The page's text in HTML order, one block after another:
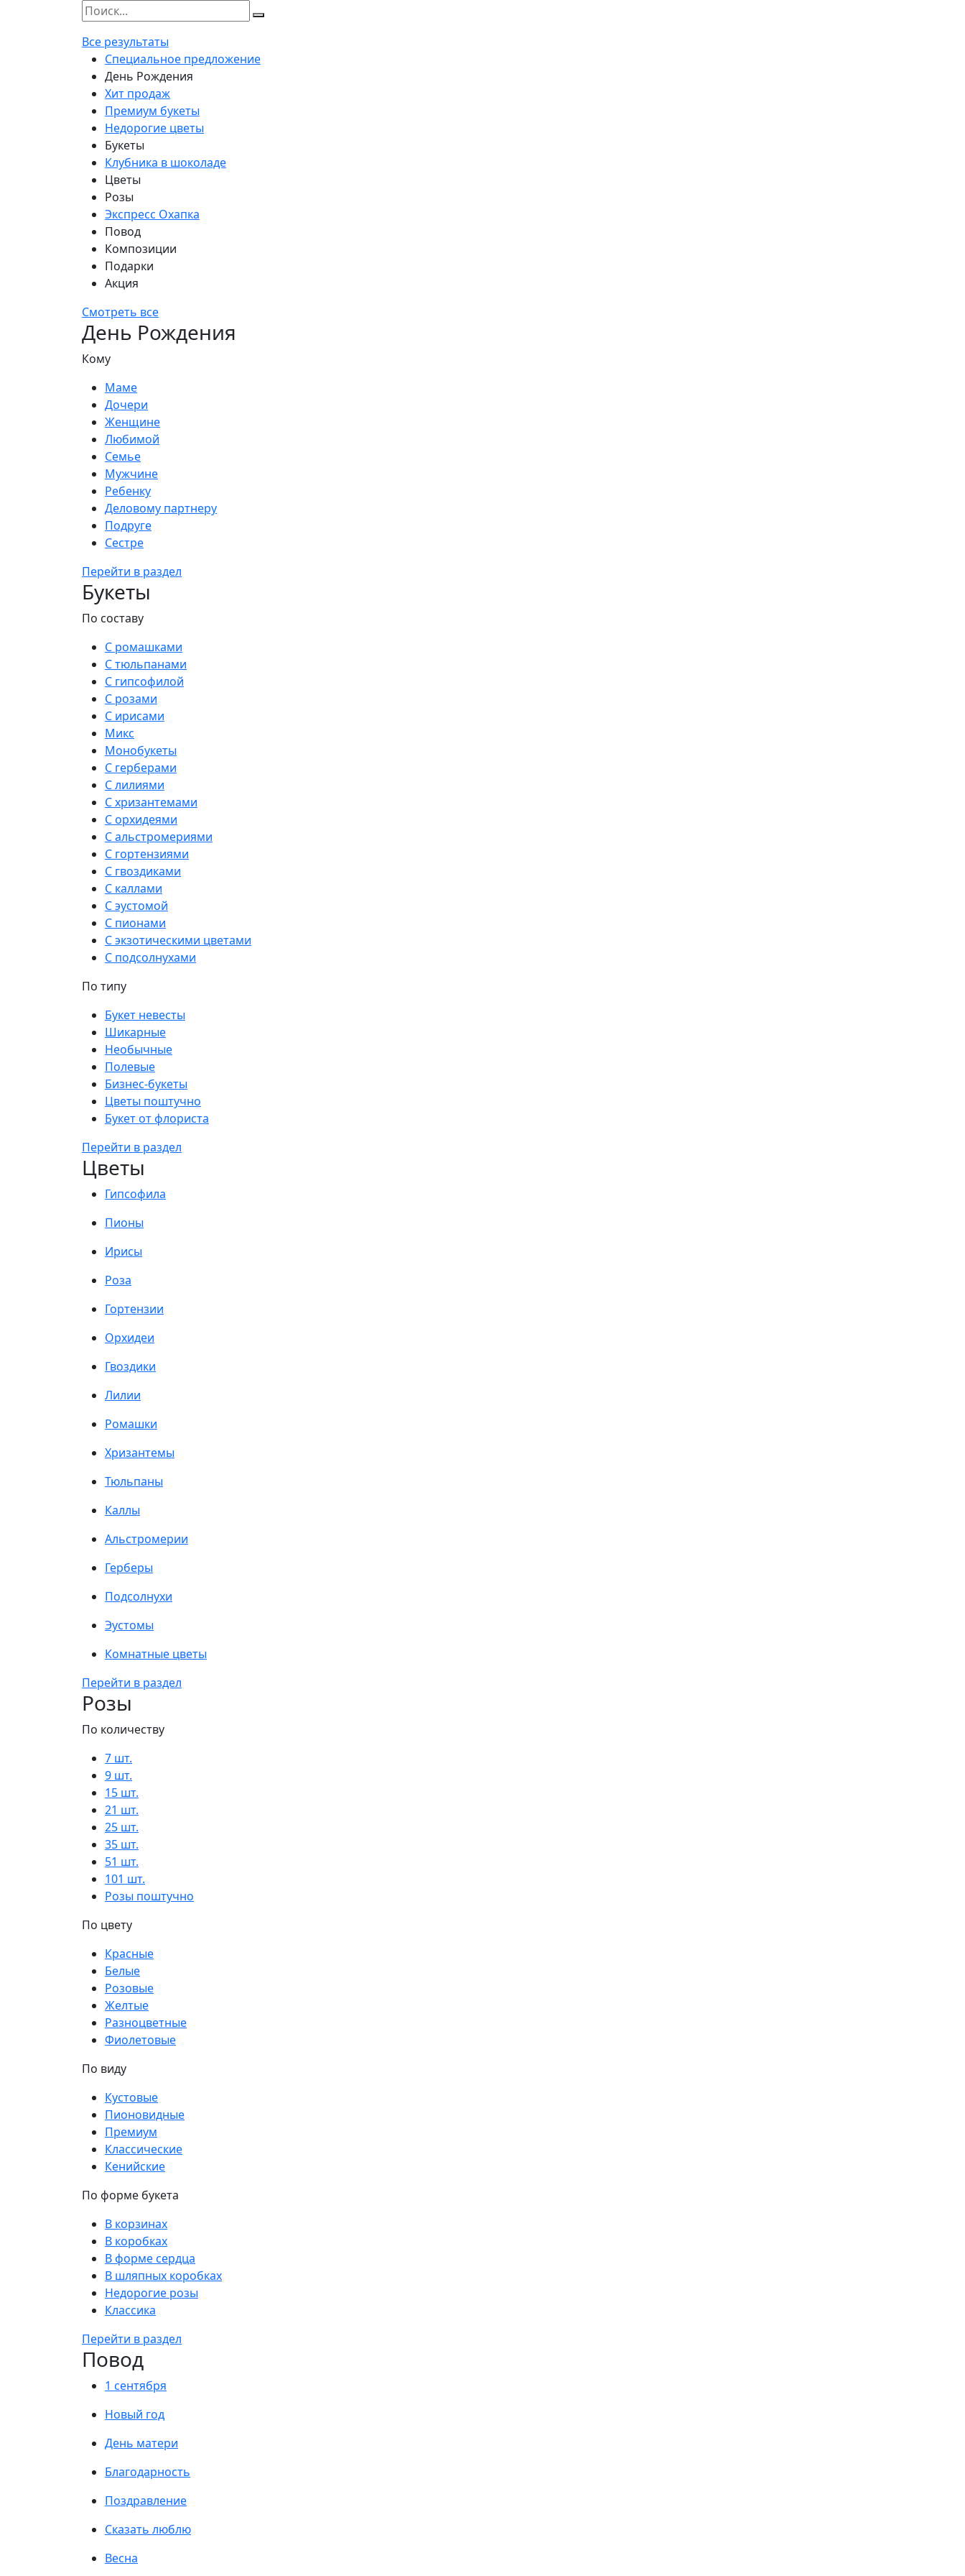
Все результаты
Специальное предложение
День Рождения
Хит продаж
Премиум букеты
Недорогие цветы
Букеты
Клубника в шоколаде
Цветы
Розы
Экспресс Охапка
Повод
Композиции
Подарки
Акция
Смотреть все
День Рождения
Кому
Маме
Дочери
Женщине
Любимой
Семье
Мужчине
Ребенку
Деловому партнеру
Подруге
Сестре
Перейти в раздел
Букеты
По составу
С ромашками
С тюльпанами
С гипсофилой
С розами
С ирисами
Микс
Монобукеты
С герберами
С лилиями
С хризантемами
С орхидеями
С альстромериями
С гортензиями
С гвоздиками
С каллами
С эустомой
С пионами
С экзотическими цветами
С подсолнухами
По типу
Букет невесты
Шикарные
Необычные
Полевые
Бизнес-букеты
Цветы поштучно
Букет от флориста
Перейти в раздел
Цветы
Гипсофила
Пионы
Ирисы
Роза
Гортензии
Орхидеи
Гвоздики
Лилии
Ромашки
Хризантемы
Тюльпаны
Каллы
Альстромерии
Герберы
Подсолнухи
Эустомы
Комнатные цветы
Перейти в раздел
Розы
По количеству
7 шт.
9 шт.
15 шт.
21 шт.
25 шт.
35 шт.
51 шт.
101 шт.
Розы поштучно
По цвету
Красные
Белые
Розовые
Желтые
Разноцветные
Фиолетовые
По виду
Кустовые
Пионовидные
Премиум
Классические
Кенийские
По форме букета
В корзинах
В коробках
В форме сердца
В шляпных коробках
Недорогие розы
Классика
Перейти в раздел
Повод
1 сентября
Новый год
День матери
Благодарность
Поздравление
Сказать люблю
Весна